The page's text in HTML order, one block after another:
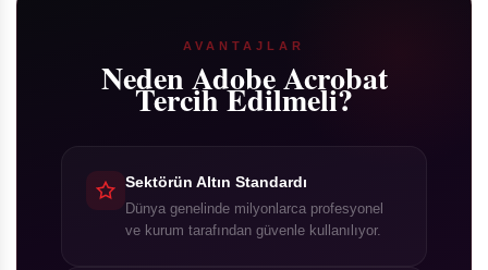
AVANTAJLAR
Neden Adobe Acrobat
Tercih Edilmeli?
Sektörün Altın Standardı
Dünya genelinde milyonlarca profesyonel
ve kurum tarafından güvenle kullanılıyor.